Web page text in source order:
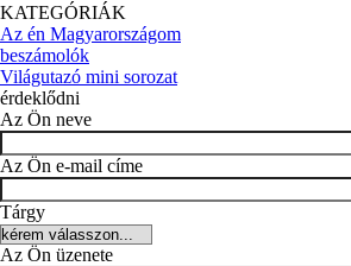
KATEGÓRIÁK
Az én Magyarországom
beszámolók
Világutazó mini sorozat
érdeklődni
Az Ön neve
Az Ön e-mail címe
Tárgy
Az Ön üzenete